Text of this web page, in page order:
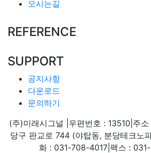
오시는길
REFERENCE
SUPPORT
공지사항
다운로드
문의하기
(주)미래시그널
우편번호 : 13510 주
당구 판교로 744 (야탑동, 분당테크노
화 : 031-708-4017 팩스 :